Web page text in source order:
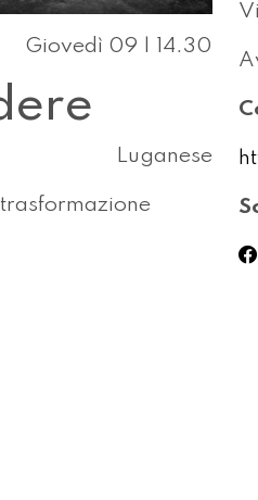
Giovedì 09 | 14.30
Luganese